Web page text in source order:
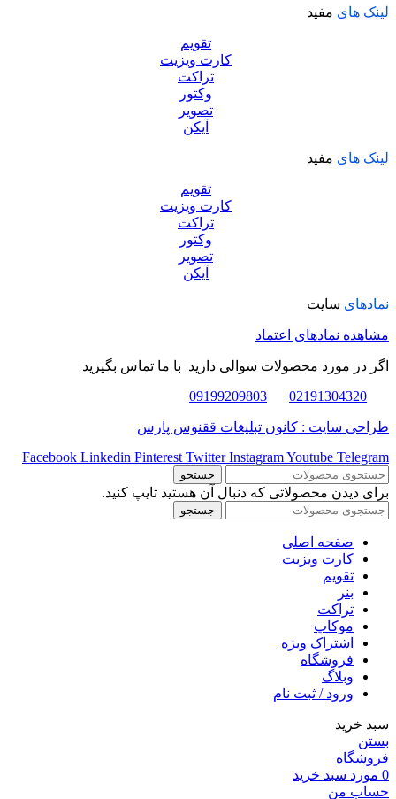
لینک های مفید
تقویم
کارت ویزیت
تراکت
وکتور
تصویر
آیکن
لینک های مفید
تقویم
کارت ویزیت
تراکت
وکتور
تصویر
آیکن
نمادهای سایت
مشاهده نمادهای اعتماد
اگر در مورد محصولات سوالی دارید با ما تماس بگیرید
02191304320
09199209803
طراحی سایت : کانون تبلیغات ققنوس پارس
Facebook Linkedin Pinterest Twitter InstagramYoutube Telegram
جستجو
برای دیدن محصولاتی که دنبال آن هستید تایپ کنید.
جستجو
صفحه اصلی
کارت ویزیت
تقویم
بنر
تراکت
موکاپ
اشتراک ویژه
فروشگاه
وبلاگ
ورود / ثبت نام
سبد خرید
بستن
فروشگاه
0 مورد سبد خرید
حساب من